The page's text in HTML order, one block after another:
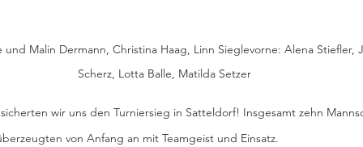
Malin Dermann, Christina Haag, Linn Sieglevorne: Alena Stiefler,
Scherz, Lotta Balle, Matilda Setzer
wir uns den Turniersieg in Satteldorf! Insgesamt zehn
von Anfang an mit Teamgeist und Einsatz.